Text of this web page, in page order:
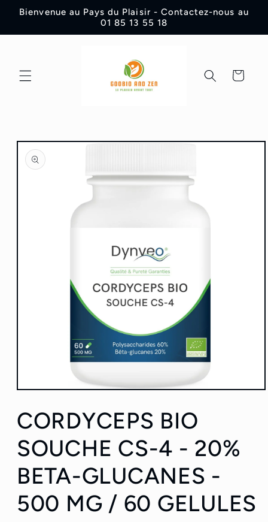
passer
contenu
Bienvenue au Pays du Plaisir - Contactez-nous au
01 85 13 55 18
Panier
Passer aux
informations
produits
Ouvrir
média
1
dans
une
fenêtre
modale
CORDYCEPS BIO
SOUCHE CS-4 - 20%
BETA-GLUCANES -
500 MG / 60 GELULES